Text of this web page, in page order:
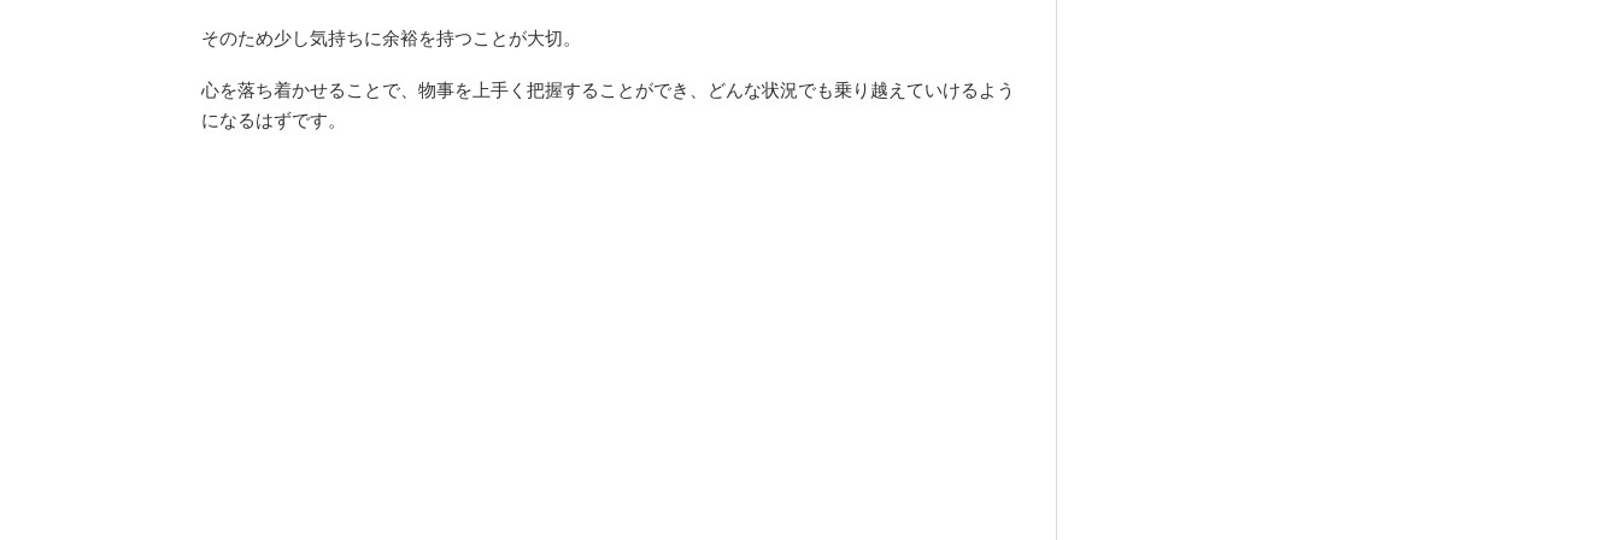
そのため少し気持ちに余裕を持つことが大切。
心を落ち着かせることで、物事を上手く把握することができ、どんな状況でも乗り越えていけるよう
になるはずです。